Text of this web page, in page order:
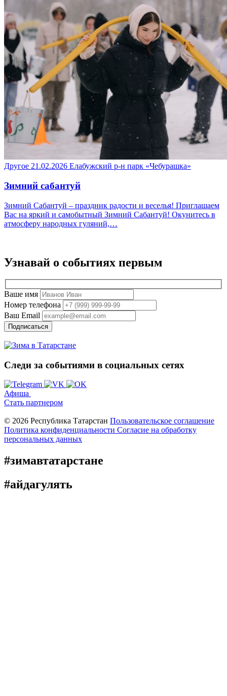
Другое 21.02.2026 Елабужский р-н парк «Чебурашка»
Зимний сабантуй
Зимний Сабантуй – праздник радости и веселья! Приглашаем
Вас на яркий и самобытный Зимний Сабантуй! Окунитесь в
атмосферу народных гуляний,…
Узнавай о событиях первым
Ваше имя
Номер телефона
Ваш Email
Подписаться
Следи за событиями в социальных сетях
Афиша
Стать партнером
© 2026 Республика Татарстан Пользовательское соглашение
Политика конфиденциальности Cогласие на обработку
персональных данных
#зимавтатарстане
#айдагулять